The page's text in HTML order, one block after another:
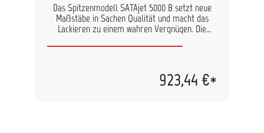
Das Spitzenmodell SATAjet 5000 B setzt neue
Maßstäbe in Sachen Qualität und macht das
Lackieren zu einem wahren Vergnügen. Die
hinsichtlich Spritzabstand und Eingangsdruck
Druck und den Abstand nach dem eingesetzten
Lack, den klimatischen Verhältnissen und ihrem
923,44 €*